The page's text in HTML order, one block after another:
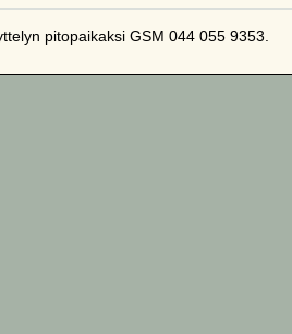
pitopaikaksi GSM 044 055 9353.